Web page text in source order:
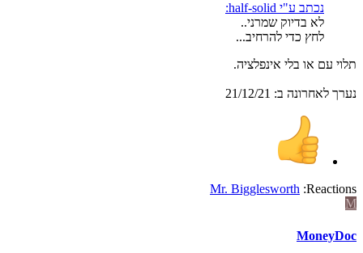
נכתב ע"י half-solid:
לא בדיוק שמרני..
לחץ כדי להרחיב...
תלוי עם או בלי אינפלציה.
נערך לאחרונה ב: 21/12/21
Reactions:
Mr. Bigglesworth
M
MoneyDoc